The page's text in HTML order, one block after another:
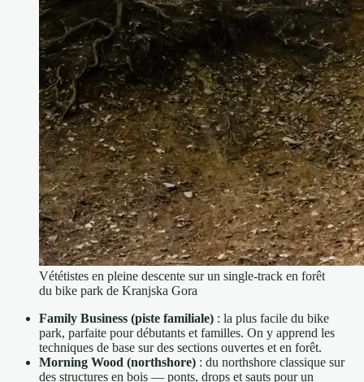
Vététistes en pleine descente sur un single-track en forêt
du bike park de Kranjska Gora
Family Business (piste familiale) : la plus facile du bike
park, parfaite pour débutants et familles. On y apprend les
techniques de base sur des sections ouvertes et en forêt.
Morning Wood (northshore) : du northshore classique sur
des structures en bois — ponts, drops et sauts pour un